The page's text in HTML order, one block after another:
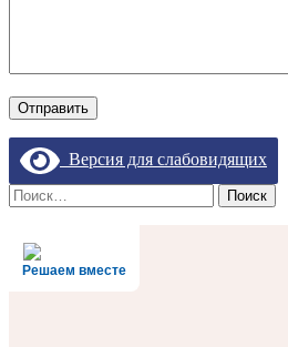
Версия для слабовидящих
Найти:
Решаем вместе